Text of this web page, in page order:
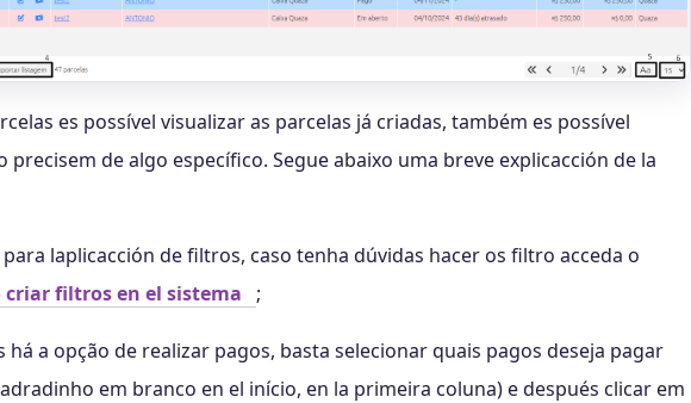
es possível visualizar as parcelas já criadas, também es possível
precisem de algo específico. Segue abaixo uma breve explicacción de la
para laplicacción de filtros, caso tenha dúvidas hacer os filtro acceda o
criar filtros en el sistema ;
há a opção de realizar pagos, basta selecionar quais pagos deseja pagar
em branco en el início, en la primeira coluna) e después clicar em